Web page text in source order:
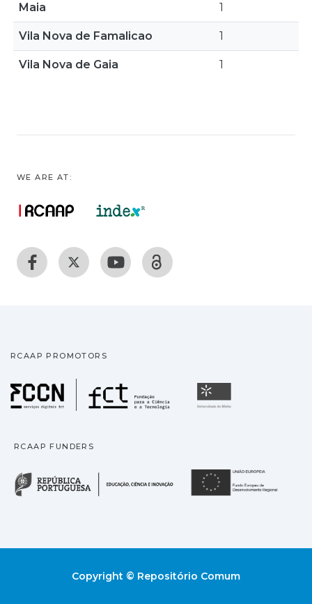
Maia 1
Vila Nova de Famalicao 1
Vila Nova de Gaia 1
WE ARE AT:
RCAAP PROMOTORS
Fundação para a
RCAAP FUNDERS
República Portuguesa
Copyright © Repositório Comum